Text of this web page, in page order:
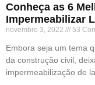
Conheça as 6
Impermeabilizar
novembro 3, 2022 53
Embora seja um tema
da construção civil,
impermeabilização de